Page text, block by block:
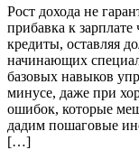
Рост дохода не
прибавка к
кредиты, оставляя
начинающих
базовых навыков
минусе, даже при
ошибок, которые
дадим пошаговые
[…]